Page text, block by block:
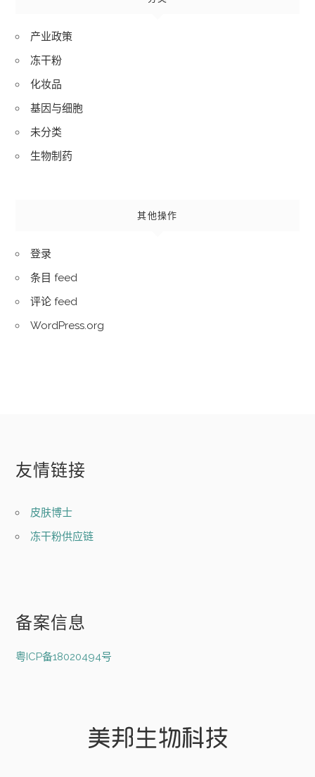
产业政策
冻干粉
化妆品
基因与细胞
未分类
生物制药
其他操作
登录
条目 feed
评论 feed
WordPress.org
友情链接
皮肤博士
冻干粉供应链
备案信息
粤ICP备18020494号